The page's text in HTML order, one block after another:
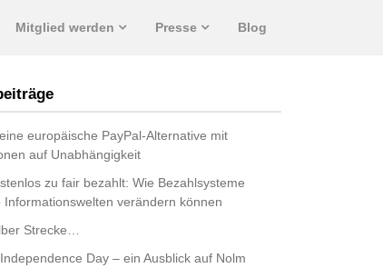
Mitglied werden Presse Blog
europäische PayPal-Alternative mit
auf Unabhängigkeit
zu fair bezahlt: Wie Bezahlsysteme
Informationswelten verändern können
Strecke…
Day – ein Ausblick auf Nolm